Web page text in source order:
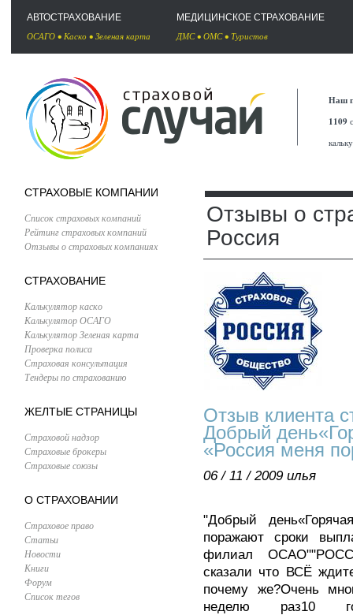
АВТОСТРАХОВАНИЕ
ОСАГО • Каско • Зеленая карта
МЕДИЦИНСКОЕ СТРАХОВАНИЕ
ДМС• ОМС• Туристов
Наш
1109
СТРАХОВЫЕ КОМПАНИИ
Список страховых компаний
Рейтинг страховых компаний
Отзывы о страховых компаниях
СТРАХОВАНИЕ
Калькулятор каско
Калькулятор ОСАГО
Калькулятор Зеленая карта
Проверка полиса
Страховая консультация
Тендеры по страхованию
ЖЕЛТЫЕ СТРАНИЦЫ
Страховой надзор
Страховые брокеры
Страховые союзы
О СТРАХОВАНИИ
Страховое право
Статьи
Новости
Книги
Форум
Список тегов
Отзывы о
Россия
Отзыв клиента
Добрый
«Россия меня
06 / 11 / 2009 илья
"Добрый
поражают сроки
филиал
сказали что ВСЁ
почему же?Очень
неделю раз10